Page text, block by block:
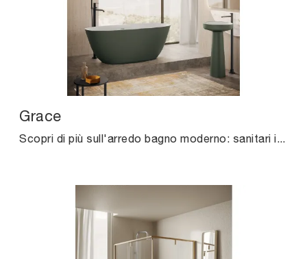
Grace
Scopri di più sull'arredo bagno moderno: sanitari in resina minerale come il modello Grace di Agha ti aspettano.